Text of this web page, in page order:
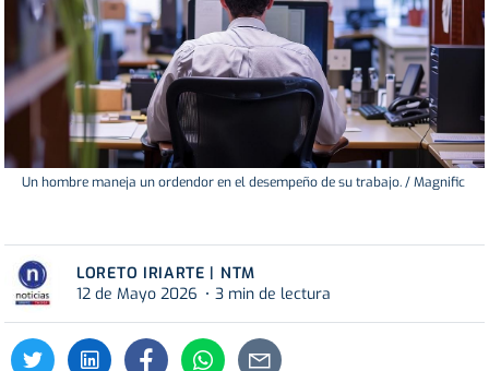
Un hombre maneja un ordendor en el desempeño de su trabajo. / Magnific
LORETO IRIARTE | NTM
12 de Mayo 2026
3 min de lectura